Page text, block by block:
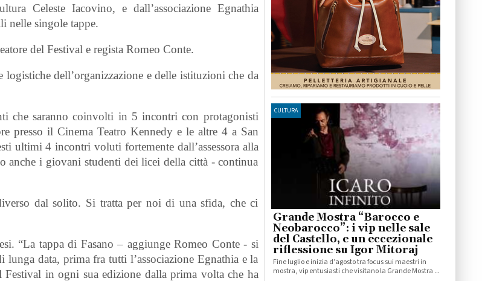
Celeste Iacovino, e dall’associazione Egnathia
nelle singole tappe.
del Festival e regista Romeo Conte.
logistiche dell’organizzazione e delle istituzioni che da
che saranno coinvolti in 5 incontri con protagonisti
presso il Cinema Teatro Kennedy e le altre 4 a San
ultimi 4 incontri voluti fortemente dall’assessora alla
anche i giovani studenti dei licei della città - continua
dal solito. Si tratta per noi di una sfida, che ci
“La tappa di Fasano – aggiunge Romeo Conte - si
lunga data, prima fra tutti l’associazione Egnathia e la
in ogni sua edizione dalla prima volta che ha
CULTURA
Grande Mostra “Barocco e
Neobarocco”: i vip nelle sale
del Castello, e un eccezionale
riflessione su Igor Mitoraj
Fine luglio e inizia d’agosto tra focus sui maestri in
mostra, vip entusiasti che visitano la Grande Mostra ...